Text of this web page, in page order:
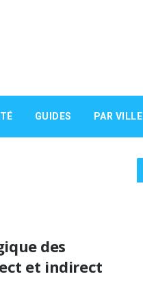
GUIDES PAR VILLE
des
et indirect